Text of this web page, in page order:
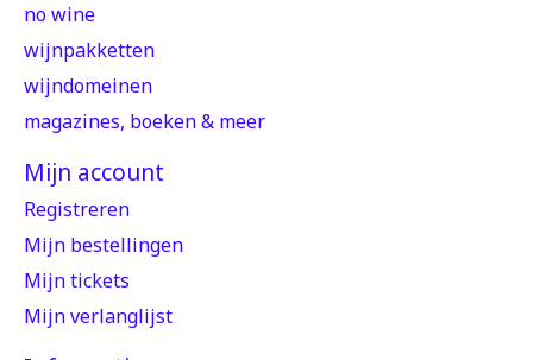
no wine
wijnpakketten
wijndomeinen
magazines, boeken & meer
Mijn account
Registreren
Mijn bestellingen
Mijn tickets
Mijn verlanglijst